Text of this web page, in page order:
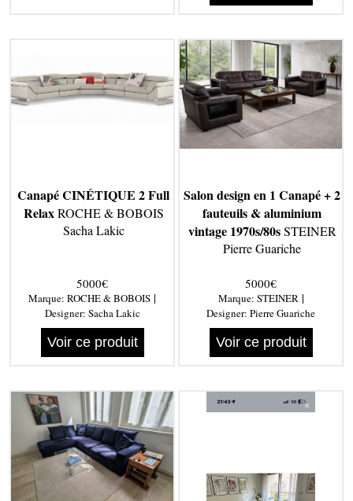
Canapé CINÉTIQUE 2 Full
RelaxROCHE & BOBOIS
Sacha Lakic
5000€
Marque: ROCHE & BOBOIS |
Designer: Sacha Lakic
Voir ce produit
Salon design en 1 Canapé + 2
fauteuils & aluminium
vintage 1970s/80sSTEINER
Pierre Guariche
5000€
Marque: STEINER|
Designer: Pierre Guariche
Voir ce produit